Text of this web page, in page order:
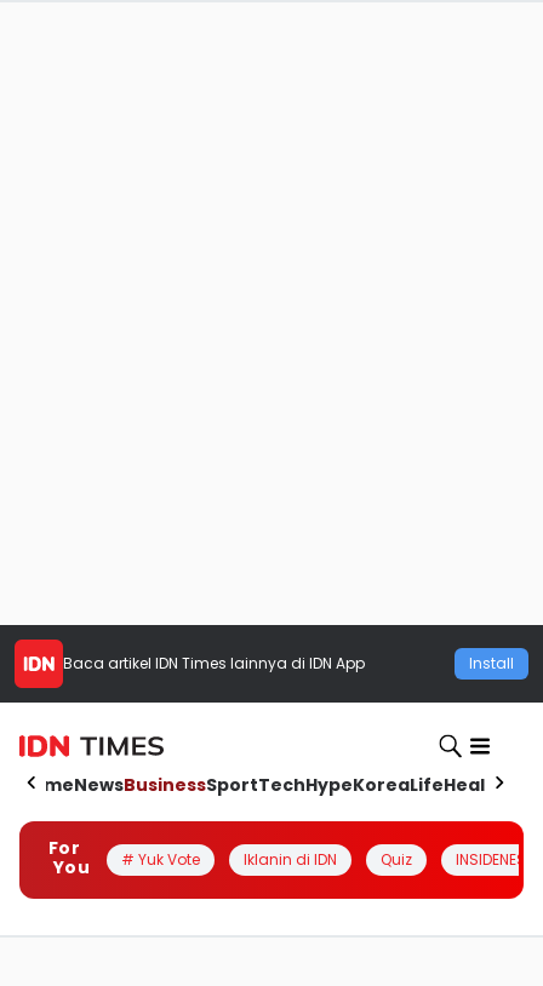
Baca artikel IDN Times lainnya di IDN App Install
HomeNewsBusinessSportTechHypeKoreaLifeHealth
For
You
# Yuk Vote Iklanin di IDN Quiz INSIDENESIA